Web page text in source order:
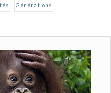
Générations